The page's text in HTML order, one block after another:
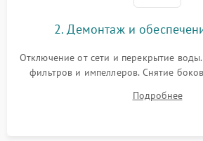
2. Демонтаж и
Отключение от сети и перекрытие
фильтров и импеллеров. Снятие
циркуляционному насосу, ТЭНу и
Подробнее